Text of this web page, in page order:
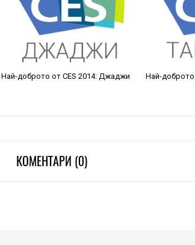
Най-доброто от CES 2014: Джаджи Най-доброто
КОМЕНТАРИ (0)